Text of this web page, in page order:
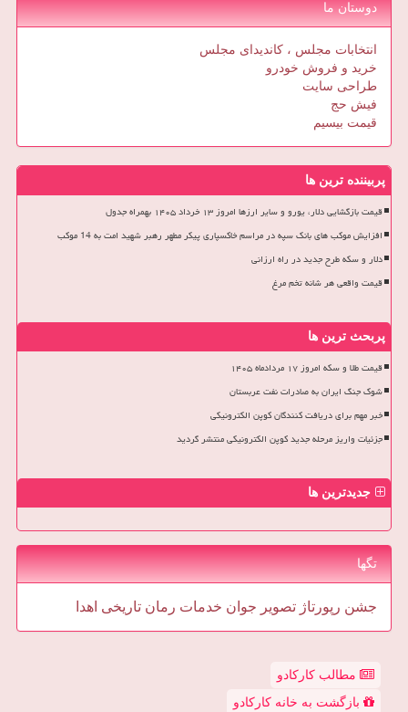
دوستان ما
انتخابات مجلس ، کاندیدای مجلس
خرید و فروش خودرو
طراحی سایت
فیش حج
قیمت بیسیم
پربیننده ترین ها
قیمت بازگشایی دلار، یورو و سایر ارزها امروز ۱۳ خرداد ۱۴۰۵ بهمراه جدول
افزایش موکب های بانک سپه در مراسم خاکسپاری پیکر مطهر رهبر شهید امت به 14 موکب
دلار و سکه طرح جدید در راه ارزانی
قیمت واقعی هر شانه تخم مرغ
پربحث ترین ها
قیمت طلا و سکه امروز ۱۷ مردادماه ۱۴۰۵
شوک جنگ ایران به صادرات نفت عربستان
خبر مهم برای دریافت کنندگان کوپن الکترونیکی
جزئیات واریز مرحله جدید کوپن الکترونیکی منتشر گردید
جدیدترین ها
تگها
جشن رپورتاژ تصویر جوان خدمات رمان تاریخی اهدا
مطالب کارکادو
بازگشت به خانه کارکادو